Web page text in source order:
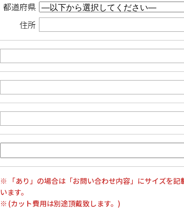
都道府県
住所
「あり」の場合は「お問い合わせ内容」にサイズを記
います。
(カット費用は別途頂戴致します。)